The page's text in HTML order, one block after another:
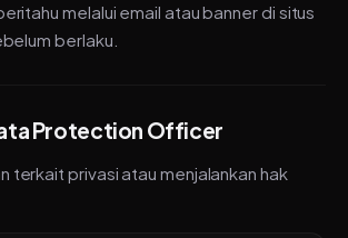
melalui email atau banner di situs
berlaku.
Protection Officer
terkait privasi atau menjalankan hak